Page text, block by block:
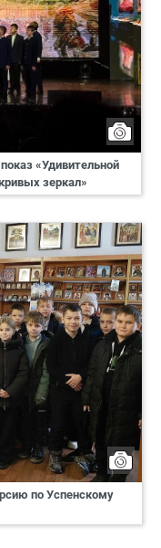
«Удивительной
зеркал»
по Успенскому